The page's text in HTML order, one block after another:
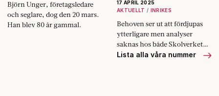
Björn Unger, företagsledare
och seglare, dog den 20 mars.
Han blev 80 år gammal.
17 APRIL 2025
AKTUELLT
INRIKES
Behoven ser ut att fördjupas
ytterligare men analyser
saknas hos både Skolverket
och kommunerna.
Lista alla våra nummer